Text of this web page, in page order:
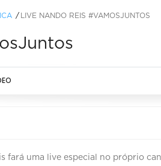
LIVE NANDO REIS #VAMOSJUNTOS
fará uma live especial no próprio